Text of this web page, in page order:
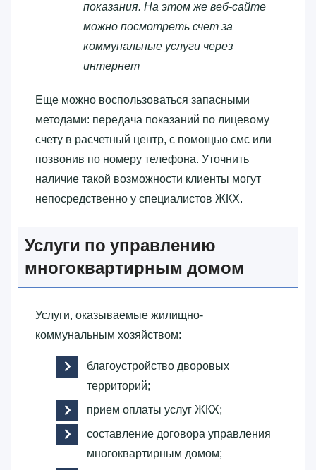
показания. На этом же веб-сайте
можно посмотреть счет за
коммунальные услуги через
интернет
Еще можно воспользоваться запасными
методами: передача показаний по лицевому
счету в расчетный центр, с помощью смс или
позвонив по номеру телефона. Уточнить
наличие такой возможности клиенты могут
непосредственно у специалистов ЖКХ.
Услуги по управлению
многоквартирным домом
Услуги, оказываемые жилищно-
коммунальным хозяйством:
благоустройство дворовых
территорий;
прием оплаты услуг ЖКХ;
составление договора управления
многоквартирным домом;